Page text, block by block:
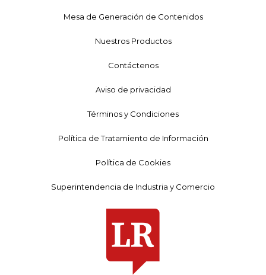
Mesa de Generación de Contenidos
Nuestros Productos
Contáctenos
Aviso de privacidad
Términos y Condiciones
Política de Tratamiento de Información
Política de Cookies
Superintendencia de Industria y Comercio